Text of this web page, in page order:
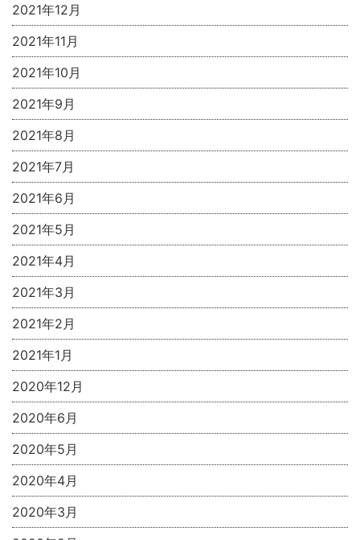
2021年12月
2021年11月
2021年10月
2021年9月
2021年8月
2021年7月
2021年6月
2021年5月
2021年4月
2021年3月
2021年2月
2021年1月
2020年12月
2020年6月
2020年5月
2020年4月
2020年3月